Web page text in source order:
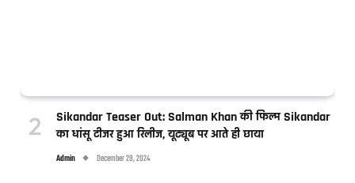
Sikandar Teaser Out: Salman Khan की फिल्म Sikandar
का धांसू टीजर हुआ रिलीज, यूट्यूब पर आते ही छाया
Admin December 29, 2024